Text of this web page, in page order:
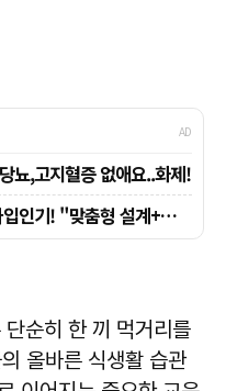
순히 한 끼 먹거리를
올바른 식생활 습관